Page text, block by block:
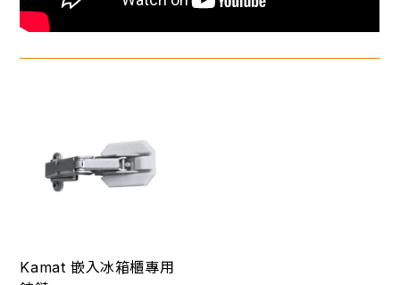
Kamat 嵌入冰箱櫃專用